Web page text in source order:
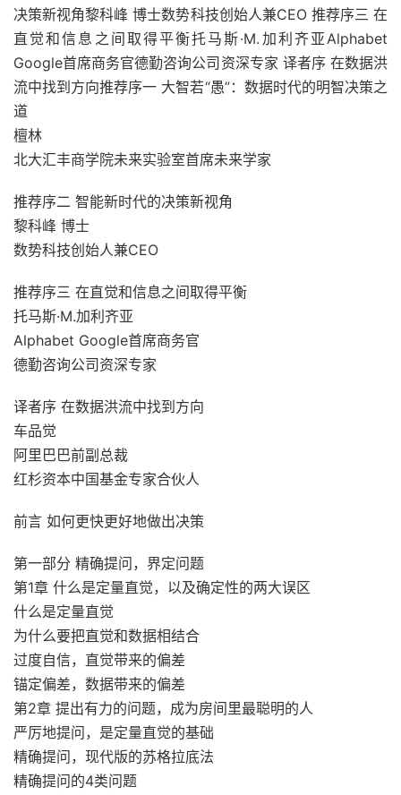
决策新视角黎科峰 博士数势科技创始人兼CEO 推荐序三 在
直觉和信息之间取得平衡托马斯·M.加利齐亚Alphabet
Google首席商务官德勤咨询公司资深专家 译者序 在数据洪
流中找到方向推荐序一 大智若“愚”：数据时代的明智决策之
道
檀林
北大汇丰商学院未来实验室首席未来学家
推荐序二 智能新时代的决策新视角
黎科峰 博士
数势科技创始人兼CEO
推荐序三 在直觉和信息之间取得平衡
托马斯·M.加利齐亚
Alphabet Google首席商务官
德勤咨询公司资深专家
译者序 在数据洪流中找到方向
车品觉
阿里巴巴前副总裁
红杉资本中国基金专家合伙人
前言 如何更快更好地做出决策
第一部分 精确提问，界定问题
第1章 什么是定量直觉，以及确定性的两大误区
什么是定量直觉
为什么要把直觉和数据相结合
过度自信，直觉带来的偏差
锚定偏差，数据带来的偏差
第2章 提出有力的问题，成为房间里最聪明的人
严厉地提问，是定量直觉的基础
精确提问，现代版的苏格拉底法
精确提问的4类问题